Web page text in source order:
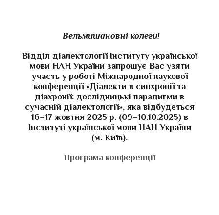
Вельмишановні колеги!
Відділ діалектології Інституту української
мови НАН України запрошує Вас узяти
участь у роботі Міжнародної наукової
конференції «Діалекти в синхронії та
діахронії: дослідницькі парадигми в
сучасній діалектології», яка відбудеться
16–17жовтня 2025 р. (09–10.10.2025)в
Інституті української мови НАН України
(м. Київ).
Програма конференції